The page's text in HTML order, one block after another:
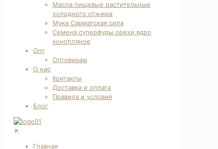
Масла пищевые растительные
холодного отжима
Мука Сарматская сила
Семена,суперфуды,орехи,ядро
конопляное
Опт
Оптовикам
О нас
Контакты
Доставка и оплата
Правила и условия
Блог
✕
Главная